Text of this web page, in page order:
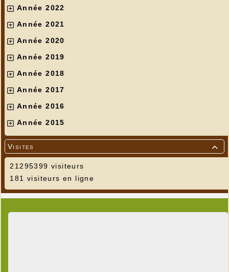
Année 2022
Année 2021
Année 2020
Année 2019
Année 2018
Année 2017
Année 2016
Année 2015

Visites
21295399 visiteurs
181 visiteurs en ligne